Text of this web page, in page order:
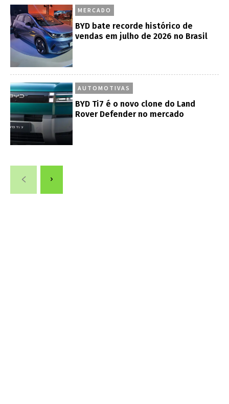
MERCADO
BYD bate recorde histórico de
vendas em julho de 2026 no Brasil
AUTOMOTIVAS
BYD Ti7 é o novo clone do Land
Rover Defender no mercado